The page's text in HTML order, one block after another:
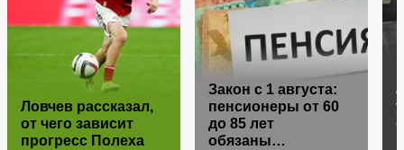
Ловчев рассказал,
от чего зависит
прогресс Полеха
Закон с 1 августа:
пенсионеры от 60
до 85 лет
обязаны…